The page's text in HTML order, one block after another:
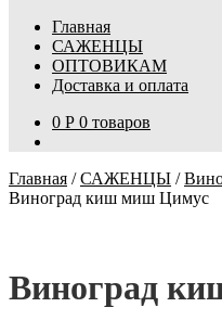
Главная
САЖЕНЦЫ
ОПТОВИКАМ
Доставка и оплата
0 Р 0 товаров
Главная /САЖЕНЦЫ /
Виноград киш миш Цимус
Виноград